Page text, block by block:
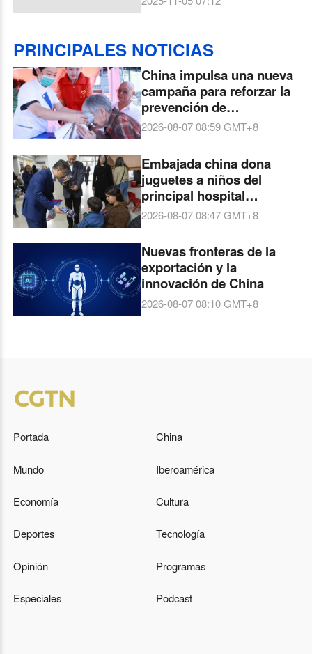
PRINCIPALES NOTICIAS
China impulsa una nueva
campaña para reforzar la
prevención de
discapacidades
2026-08-07 08:59GMT+8
Embajada china dona
juguetes a niños del
principal hospital
pediátrico de Uruguay
2026-08-07 08:47GMT+8
Nuevas fronteras de la
exportación y la
innovación de China
2026-08-07 08:10GMT+8
Portada China
Mundo Iberoamérica
Economía Cultura
Deportes Tecnología
Opinión Programas
Especiales Podcast